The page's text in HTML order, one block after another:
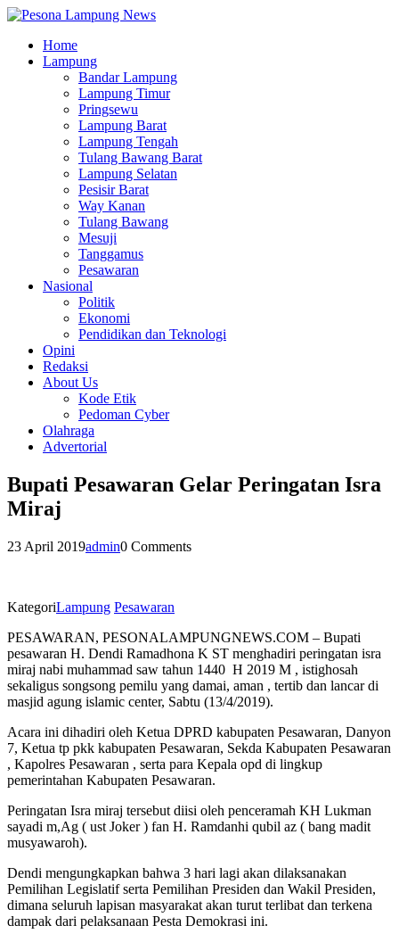
Home
Lampung
Bandar Lampung
Lampung Timur
Pringsewu
Lampung Barat
Lampung Tengah
Tulang Bawang Barat
Lampung Selatan
Pesisir Barat
Way Kanan
Tulang Bawang
Mesuji
Tanggamus
Pesawaran
Nasional
Politik
Ekonomi
Pendidikan dan Teknologi
Opini
Redaksi
About Us
Kode Etik
Pedoman Cyber
Olahraga
Advertorial
Bupati Pesawaran Gelar Peringatan Isra
Miraj
23 April 2019admin0 Comments
KategoriLampung Pesawaran
PESAWARAN, PESONALAMPUNGNEWS.COM – Bupati
pesawaran H. Dendi Ramadhona K ST menghadiri peringatan isra
miraj nabi muhammad saw tahun 1440 H 2019 M , istighosah
sekaligus songsong pemilu yang damai, aman , tertib dan lancar di
masjid agung islamic center, Sabtu (13/4/2019).
Acara ini dihadiri oleh Ketua DPRD kabupaten Pesawaran, Danyon
7, Ketua tp pkk kabupaten Pesawaran, Sekda Kabupaten Pesawaran
, Kapolres Pesawaran , serta para Kepala opd di lingkup
pemerintahan Kabupaten Pesawaran.
Peringatan Isra miraj tersebut diisi oleh penceramah KH Lukman
sayadi m,Ag ( ust Joker ) fan H. Ramdanhi qubil az ( bang madit
musyawaroh).
Dendi mengungkapkan bahwa 3 hari lagi akan dilaksanakan
Pemilihan Legislatif serta Pemilihan Presiden dan Wakil Presiden,
dimana seluruh lapisan masyarakat akan turut terlibat dan terkena
dampak dari pelaksanaan Pesta Demokrasi ini.